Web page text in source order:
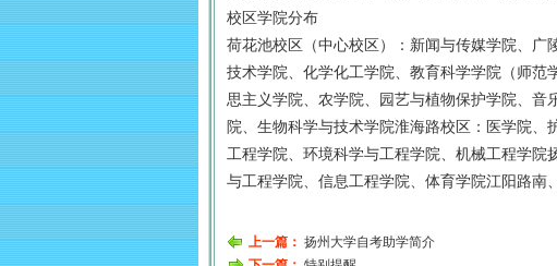
校区学院分布
荷花池校区（中心校区）：新闻与传媒学院、
技术学院、化学化工学院、教育科学学院（师
思主义学院、农学院、园艺与植物保护学院、
院、生物科学与技术学院淮海路校区：医学院
工程学院、环境科学与工程学院、机械工程学
与工程学院、信息工程学院、体育学院江阳路南
上一篇： 扬州大学自考助学简介